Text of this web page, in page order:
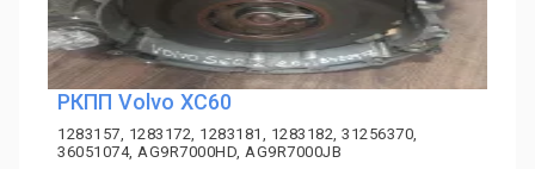
PКПП Volvo XC60
1283157, 1283172, 1283181, 1283182, 31256370,
36051074, AG9R7000HD, AG9R7000JB